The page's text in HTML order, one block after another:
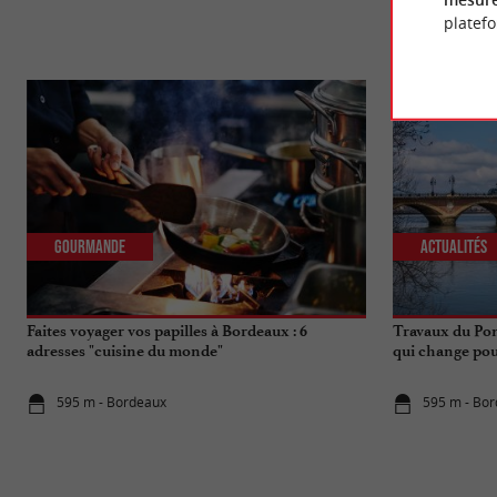
Faites voyager vos papilles à Bordeaux : 6
adresses "cuisine du monde"
595 m - Bordeaux
Gourmande
Travaux du
qui change
595 m -
Actualités